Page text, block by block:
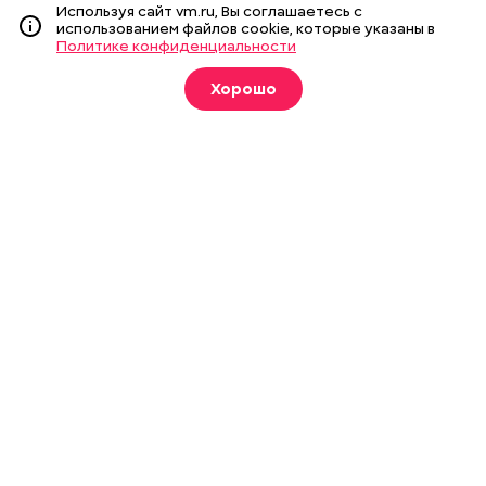
Фотогалереи
Пресса в образовании
Используя сайт vm.ru, Вы соглашаетесь с
использованием файлов cookie, которые указаны в
Политике конфиденциальности
Хорошо